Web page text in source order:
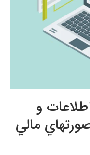
و
مالي